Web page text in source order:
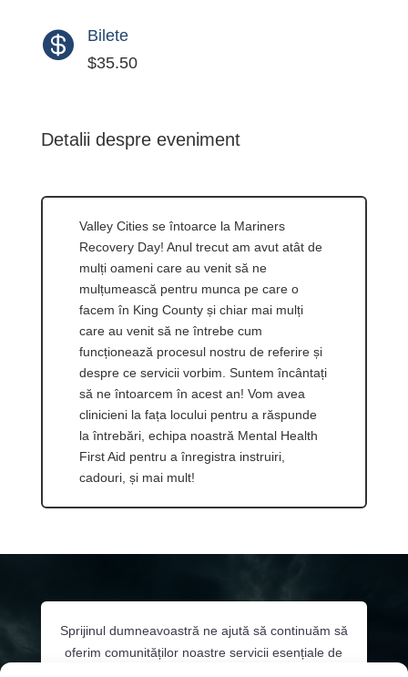

Bilete
$35.50
Detalii despre eveniment
Valley Cities se întoarce la Mariners
Recovery Day! Anul trecut am avut atât de
mulți oameni care au venit să ne
mulțumească pentru munca pe care o
facem în King County și chiar mai mulți
care au venit să ne întrebe cum
funcționează procesul nostru de referire și
despre ce servicii vorbim. Suntem încântați
să ne întoarcem în acest an! Vom avea
clinicieni la fața locului pentru a răspunde
la întrebări, echipa noastră Mental Health
First Aid pentru a înregistra instruiri,
cadouri, și mai mult!
Sprijinul dumneavoastră ne ajută să continuăm să
oferim comunităților noastre servicii esențiale de